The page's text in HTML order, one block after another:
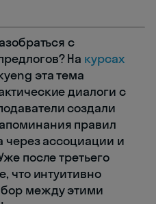
с
На курсах
эта тема
диалоги с
создали
правил
через ассоциации и
после третьего
что интуитивно
между этими